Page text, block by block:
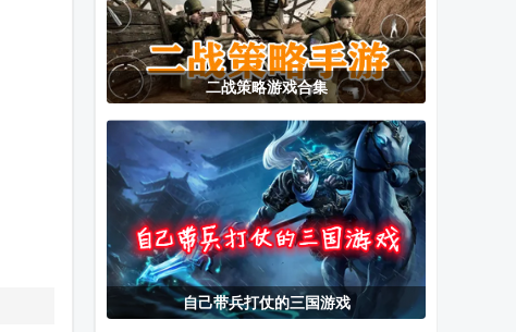
超人飞行模拟
器手机版中文
版
猫娘乐园Love
Project Vol.1
突破行动
BreachClear
手机版
最后的障碍汉
化版
莫妮卡MAS汉
化版下载
请和我交往吧
孙笑川前辈
Galgame手游
植物大战僵尸 HR模拟器 吊挂猴子无限
二战策略游戏合集
自己带兵打仗的三国游戏